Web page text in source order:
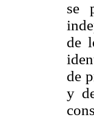
se
de
de
y